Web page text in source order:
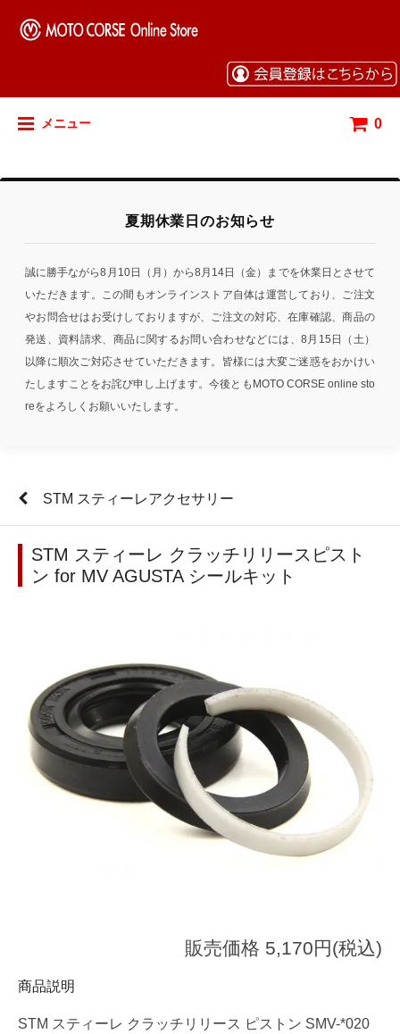
メニュー 0
夏期休業日のお知らせ
誠に勝手ながら8月10日（月）から8月14日（金）までを休業日とさせて
いただきます。この間もオンラインストア自体は運営しており、ご注文
やお問合せはお受けしておりますが、ご注文の対応、在庫確認、商品の
発送、資料請求、商品に関するお問い合わせなどには、8月15日（土）
以降に順次ご対応させていただきます。皆様には大変ご迷惑をおかけい
たしますことをお詫び申し上げます。今後ともMOTO CORSE online sto
reをよろしくお願いいたします。
STM スティーレアクセサリー
STM スティーレ クラッチリリースピスト
ン for MV AGUSTA シールキット
販売価格 5,170円(税込)
商品説明
STM スティーレ クラッチリリース ピストン SMV-*020